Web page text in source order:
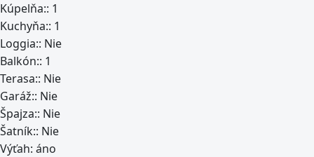
Kúpelňa:: 1
Kuchyňa:: 1
Loggia:: Nie
Balkón:: 1
Terasa:: Nie
Garáž:: Nie
Špajza:: Nie
Šatník:: Nie
Výťah: áno